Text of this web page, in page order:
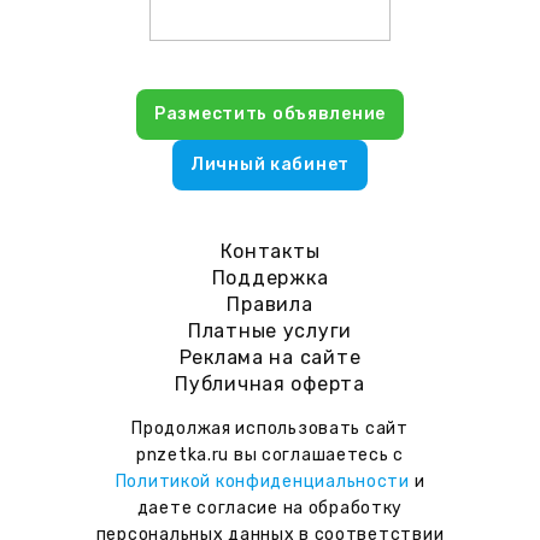
Контакты
Поддержка
Правила
Платные услуги
Реклама на сайте
Публичная оферта
Продолжая использовать сайт
pnzetka.ru вы соглашаетесь с
Политикой конфиденциальности и
даете согласие на обработку
персональных данных в соответствии
Разместить объявление
Личный кабинет